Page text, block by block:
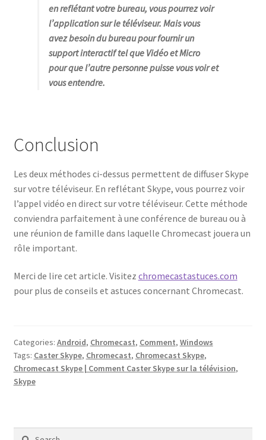
en reflétant votre bureau, vous pourrez voir
l’application sur le téléviseur. Mais vous
avez besoin du bureau pour fournir un
support interactif tel que Vidéo et Micro
pour que l’autre personne puisse vous voir et
vous entendre.
Conclusion
Les deux méthodes ci-dessus permettent de diffuser Skype
sur votre téléviseur. En reflétant Skype, vous pourrez voir
l’appel vidéo en direct sur votre téléviseur. Cette méthode
conviendra parfaitement à une conférence de bureau ou à
une réunion de famille dans laquelle Chromecast jouera un
rôle important.
Merci de lire cet article. Visitez chromecastastuces.com
pour plus de conseils et astuces concernant Chromecast.
Categories: Android, Chromecast, Comment, Windows
Tags: Caster Skype, Chromecast, Chromecast Skype,
Chromecast Skype | Comment Caster Skype sur la télévision,
Skype
Search